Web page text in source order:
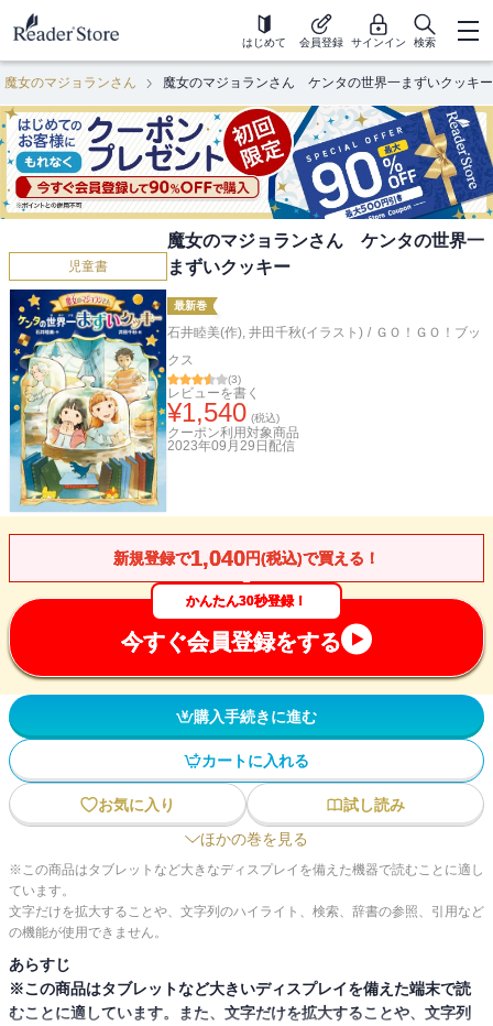
はじめて 会員登録 サインイン 検索
魔女のマジョランさん 魔女のマジョランさん ケンタの世界一まずいクッキー
児童書
魔女のマジョランさん ケンタの世界一
まずいクッキー
最新巻
石井睦美(作), 井田千秋(イラスト) / ＧＯ！ＧＯ！ブッ
クス
(3)
レビューを書く
¥1,540 (税込)
クーポン利用対象商品
2023年09月29日 配信
新規登録で1,040円(税込)で買える！
かんたん30秒登録！
今すぐ会員登録をする
購入手続きに進む
カートに入れる
お気に入り
試し読み
ほかの巻を見る
※この商品はタブレットなど大きなディスプレイを備えた機器で読むことに適し
ています。
文字だけを拡大することや、文字列のハイライト、検索、辞書の参照、引用など
の機能が使用できません。
あらすじ
※この商品はタブレットなど大きいディスプレイを備えた端末で読
むことに適しています。また、文字だけを拡大することや、文字列